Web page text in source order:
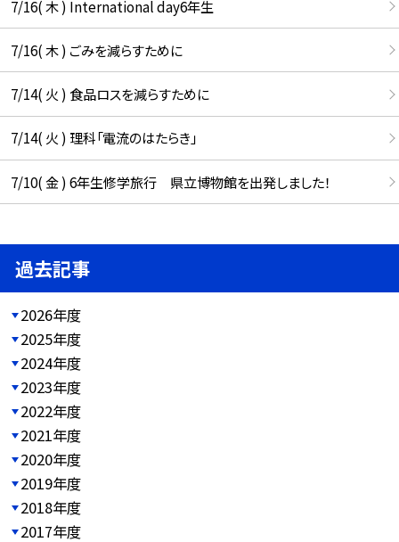
7/16( 木 ) International day6年生
7/16( 木 ) ごみを減らすために
7/14( 火 ) 食品ロスを減らすために
7/14( 火 ) 理科「電流のはたらき」
7/10( 金 ) 6年生修学旅行 県立博物館を出発しました！
過去記事
2026年度
2025年度
2024年度
2023年度
2022年度
2021年度
2020年度
2019年度
2018年度
2017年度